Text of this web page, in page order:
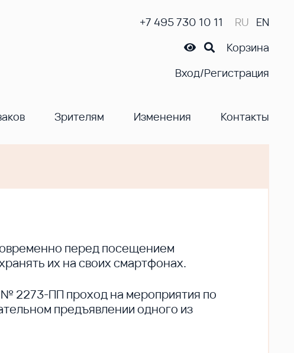
+7 495 730 10 11 RU EN
Корзина
Вход/Регистрация
Зрителям Изменения Контакты
перед посещением
их на своих смартфонах.
№ 2273-ПП проход на мероприятия по
предъявлении одного из